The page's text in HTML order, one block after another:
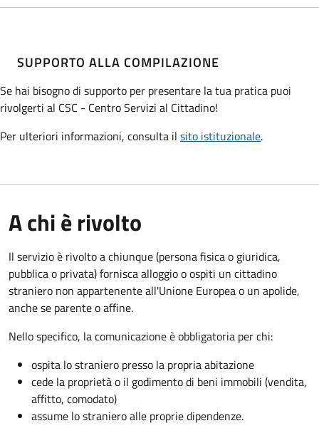
SUPPORTO ALLA COMPILAZIONE
Se hai bisogno di supporto per presentare la tua pratica puoi
rivolgerti al CSC - Centro Servizi al Cittadino!
Per ulteriori informazioni, consulta il sito istituzionale.
A chi è rivolto
Il servizio è rivolto a chiunque (persona fisica o giuridica,
pubblica o privata) fornisca alloggio o ospiti un cittadino
straniero non appartenente all'Unione Europea o un apolide,
anche se parente o affine.
Nello specifico, la comunicazione è obbligatoria per chi:
ospita lo straniero presso la propria abitazione
cede la proprietà o il godimento di beni immobili (vendita,
affitto, comodato)
assume lo straniero alle proprie dipendenze.